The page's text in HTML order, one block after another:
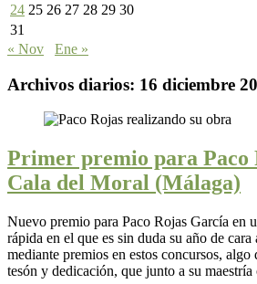
24 25 26 27 28 29 30
31
« Nov
Ene »
Archivos diarios: 16 diciembre
Primer premio para Paco
Cala del Moral (Málaga)
Nuevo premio para Paco Rojas García en
rápida en el que es sin duda su año de
mediante premios en estos concursos, algo
tesón y dedicación, que junto a su